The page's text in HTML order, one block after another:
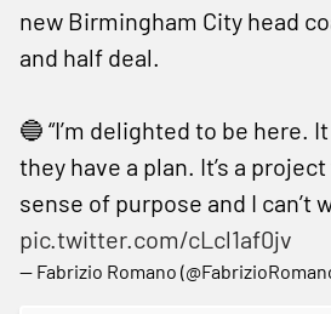
new Birmingham City head
and half deal.
🔵 “I’m delighted to be here.
they have a plan. It’s a
sense of purpose and I can’t
pic.twitter.com/cLcl1af0jv
— Fabrizio Romano